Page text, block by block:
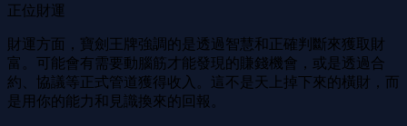
正位財運
財運方面，寶劍王牌強調的是透過智慧和正確判斷來獲取財
富。可能會有需要動腦筋才能發現的賺錢機會，或是透過合
約、協議等正式管道獲得收入。這不是天上掉下來的橫財，而
是用你的能力和見識換來的回報。